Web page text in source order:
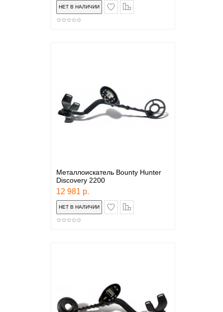
в закладки
Металлоискатель Bounty Hunter
Discovery 2200
12 981 р.
в закладки